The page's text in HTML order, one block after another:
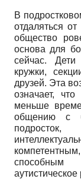
В
отдаляться
общество
основа для
сейчас. Дети
кружки,
друзей. Эта
означает,
меньше
общению с
способным
аутистиче­ское